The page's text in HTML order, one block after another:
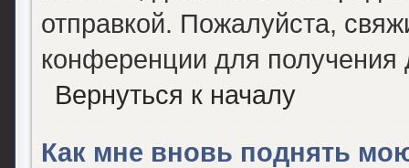
отправкой. Пожалуйста,
конференции для
Вернуться к началу
Как мне вновь поднять